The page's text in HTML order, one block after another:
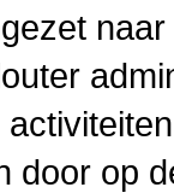
door op